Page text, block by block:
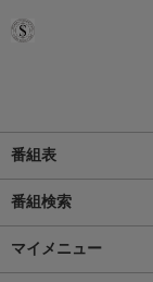
番組表
番組検索
マイメニュー